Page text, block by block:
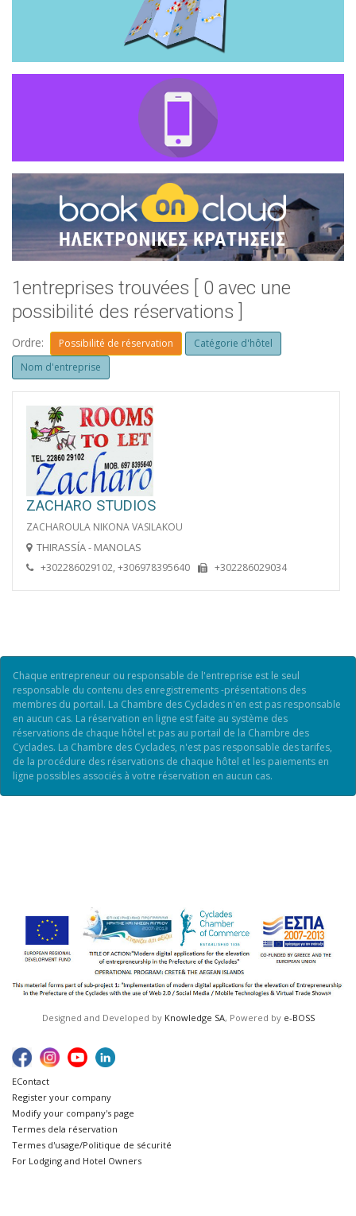
1entreprises trouvées [ 0 avec une
possibilité des réservations ]
Ordre: Possibilité de réservation
Catégorie d'hôtel
Nom d'entreprise
ZACHARO STUDIOS
ZACHAROULA NIKONA VASILAKOU
THIRASSÍA - MANOLAS
+302286029102, +306978395640 +302286029034
Chaque entrepreneur ou responsable de l'entreprise est le seul
responsable du contenu des enregistrements -présentations des
membres du portail. La Chambre des Cyclades n'en est pas responsable
en aucun cas. La réservation en ligne est faite au système des
réservations de chaque hôtel et pas au portail de la Chambre des
Cyclades. La Chambre des Cyclades, n'est pas responsable des tarifes,
de la procédure des réservations de chaque hôtel et les paiements en
ligne possibles associés à votre réservation en aucun cas.
Designed and Developed by Knowledge SA, Powered by e-BOSS
ΕContact
Register your company
Modify your company's page
Termes dela réservation
Termes d'usage/Politique de sécurité
For Lodging and Hotel Owners